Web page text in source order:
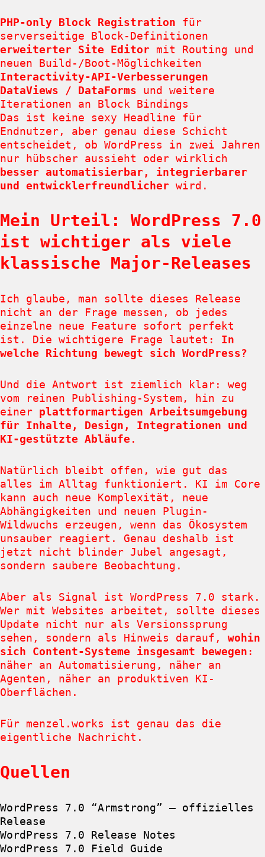
PHP-only Block Registration für
serverseitige Block-Definitionen
erweiterter Site Editor mit Routing und
neuen Build-/Boot-Möglichkeiten
Interactivity-API-Verbesserungen
DataViews / DataForms und weitere
Iterationen an Block Bindings
Das ist keine sexy Headline für
Endnutzer, aber genau diese Schicht
entscheidet, ob WordPress in zwei Jahren
nur hübscher aussieht oder wirklich
besser automatisierbar, integrierbarer
und entwicklerfreundlicher wird.
Mein Urteil: WordPress 7.0
ist wichtiger als viele
klassische Major-Releases
Ich glaube, man sollte dieses Release
nicht an der Frage messen, ob jedes
einzelne neue Feature sofort perfekt
ist. Die wichtigere Frage lautet: In
welche Richtung bewegt sich WordPress?
Und die Antwort ist ziemlich klar: weg
vom reinen Publishing-System, hin zu
einer plattformartigen Arbeitsumgebung
für Inhalte, Design, Integrationen und
KI-gestützte Abläufe .
Natürlich bleibt offen, wie gut das
alles im Alltag funktioniert. KI im Core
kann auch neue Komplexität, neue
Abhängigkeiten und neuen Plugin-
Wildwuchs erzeugen, wenn das Ökosystem
unsauber reagiert. Genau deshalb ist
jetzt nicht blinder Jubel angesagt,
sondern saubere Beobachtung.
Aber als Signal ist WordPress 7.0 stark.
Wer mit Websites arbeitet, sollte dieses
Update nicht nur als Versionssprung
sehen, sondern als Hinweis darauf, wohin
sich Content-Systeme insgesamt bewegen :
näher an Automatisierung, näher an
Agenten, näher an produktiven KI-
Oberflächen.
Für menzel.works ist genau das die
eigentliche Nachricht.
Quellen
WordPress 7.0 “Armstrong” – offizielles
Release
WordPress 7.0 Release Notes
WordPress 7.0 Field Guide